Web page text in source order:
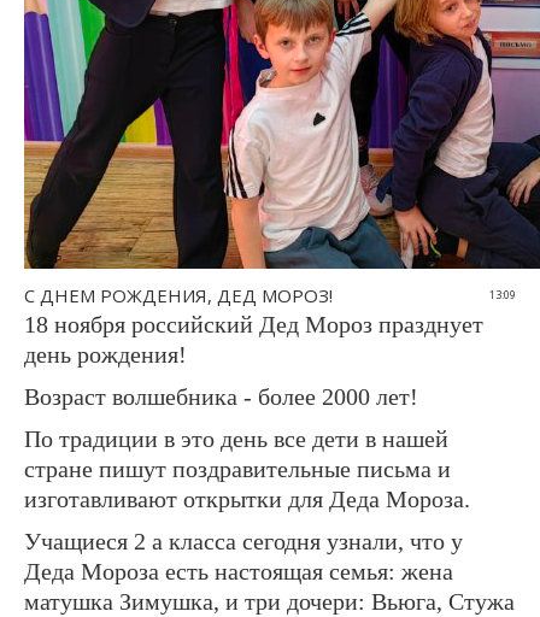
13:09
С ДНЕМ РОЖДЕНИЯ, ДЕД МОРОЗ!
18 ноября российский Дед Мороз празднует
день рождения!
Возраст волшебника - более 2000 лет!
По традиции в это день все дети в нашей
стране пишут поздравительные письма и
изготавливают открытки для Деда Мороза.
Учащиеся 2 а класса сегодня узнали, что у
Деда Мороза есть настоящая семья: жена
матушка Зимушка, и три дочери: Вьюга, Стужа